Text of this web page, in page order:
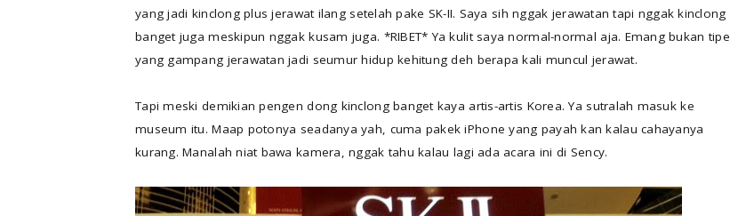
yang jadi kinclong plus jerawat ilang setelah pake SK-II. Saya sih nggak jerawatan tapi nggak kinclong
banget juga meskipun nggak kusam juga. *RIBET* Ya kulit saya normal-normal aja. Emang bukan tipe
yang gampang jerawatan jadi seumur hidup kehitung deh berapa kali muncul jerawat.
Tapi meski demikian pengen dong kinclong banget kaya artis-artis Korea. Ya sutralah masuk ke
museum itu. Maap potonya seadanya yah, cuma pakek iPhone yang payah kan kalau cahayanya
kurang. Manalah niat bawa kamera, nggak tahu kalau lagi ada acara ini di Sency.